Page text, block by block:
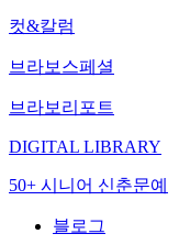
컷&칼럼
브라보스페셜
브라보리포트
DIGITAL LIBRARY
50+ 시니어 신춘문예
블로그